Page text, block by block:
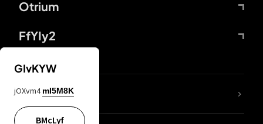
Otrium
FfYIy2
DDcvSo
GIvKYW
jOXvm4 mI5M8K
BMcLyf